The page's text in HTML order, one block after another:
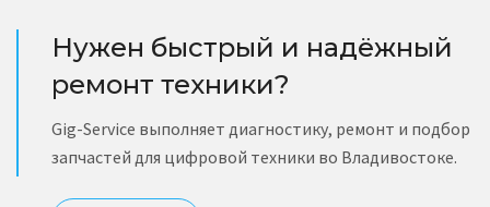
Нужен быстрый и надёжный
ремонт техники?
Gig-Service выполняет диагностику, ремонт и подбор
запчастей для цифровой техники во Владивостоке.